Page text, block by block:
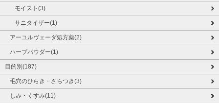
モイスト(3)
サニタイザー(1)
アーユルヴェーダ処方薬(2)
ハーブパウダー(1)
目的別(187)
毛穴のひらき・ざらつき(3)
しみ・くすみ(11)